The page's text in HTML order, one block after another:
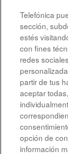
30 jul 2026
Telefónica
sección,
estés
con fines
redes
partir de tus
aceptar
opción de
información